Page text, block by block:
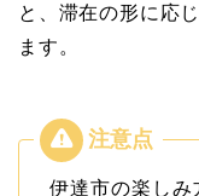
と、滞在の形に応
ます。
伊達市の楽し